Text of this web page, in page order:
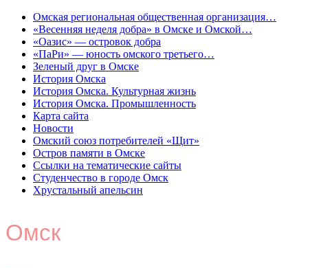
Омская региональная общественная организация…
«Весенняя неделя добра» в Омске и Омской…
«Оазис» — островок добра
«ПаРи» — юность омского третьего…
Зеленый друг в Омске
История Омска
История Омска. Культурная жизнь
История Омска. Промышленность
Карта сайта
Новости
Омский союз потребителей «Щит»
Остров памяти в Омске
Ссылки на тематические сайты
Студенчество в городе Омск
Хрустальный апельсин
Омск